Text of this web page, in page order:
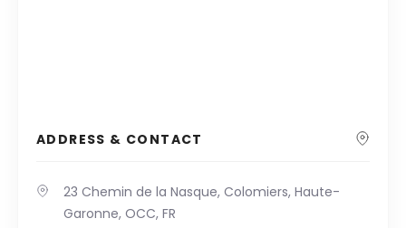
ADDRESS & CONTACT
23 Chemin de la Nasque, Colomiers, Haute-
Garonne, OCC, FR